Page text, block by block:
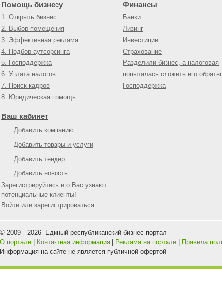
Помощь бизнесу
1. Открыть бизнес
2. Выбор помещения
3. Эффективная реклама
4. Подбор аутсорсинга
5. Господдержка
6. Уплата налогов
7. Поиск кадров
8. Юридическая помощь
Финансы
Банки
Лизинг
Инвестиции
Страхование
Разделили бизнес, а налоговая
попыталась сложить его
Господдержка
Ваш кабинет
Добавить компанию
Добавить товары и услуги
Добавить тендер
Добавить новость
Зарегистрируйтесь и о Вас узнают
потенциальные клиенты!
Войти или зарегистрироваться
© 2009—2026 Единый республиканский бизнес-портал
О портале
Контактная информация Реклама на портале
Правила
Информация на сайте не является публичной офертой